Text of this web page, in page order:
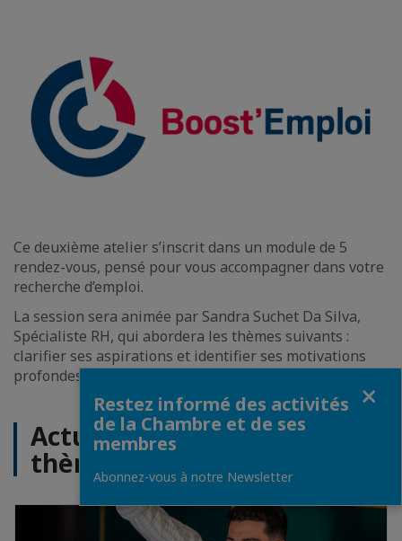
Ce deuxième atelier s’inscrit dans un module de 5
rendez-vous, pensé pour vous accompagner dans votre
recherche d’emploi.
La session sera animée par Sandra Suchet Da Silva,
Spécialiste RH, qui abordera les thèmes suivants :
clarifier ses aspirations et identifier ses motivations
profondes.
Actualités sur le même
thème
Restez informé des activités
de la Chambre et de ses
membres
Abonnez-vous à notre Newsletter